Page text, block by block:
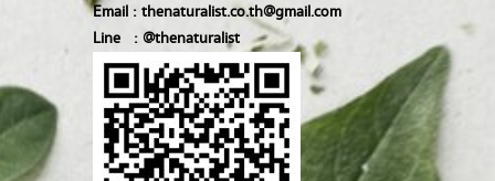
Email : thenaturalist.co.th@gmail.com
Line : @thenaturalist